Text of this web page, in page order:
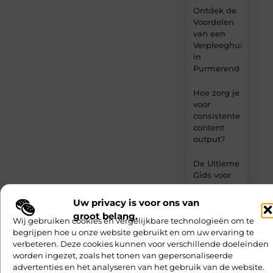
Uw privacy is voor ons van
groot belang.
Wij gebruiken cookies en vergelijkbare technologieën om te
begrijpen hoe u onze website gebruikt en om uw ervaring te
verbeteren. Deze cookies kunnen voor verschillende doeleinden
worden ingezet, zoals het tonen van gepersonaliseerde
advertenties en het analyseren van het gebruik van de website.
Ontdek de
Voordelen
van een
Verpleeghuis
in
Purmerend
Hoe zorg je
voor
consistente
content
output?
De Ultieme
Gids voor
het Vinden
van een
in
IJmuiden